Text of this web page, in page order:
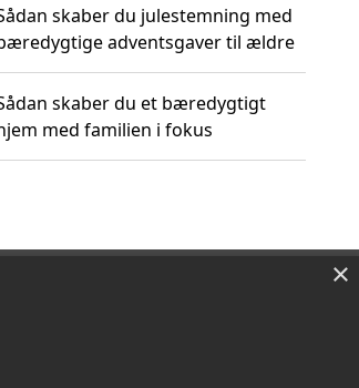
skaber du julestemning med
adventsgaver til ældre
skaber du et bæredygtigt
med familien i fokus
×